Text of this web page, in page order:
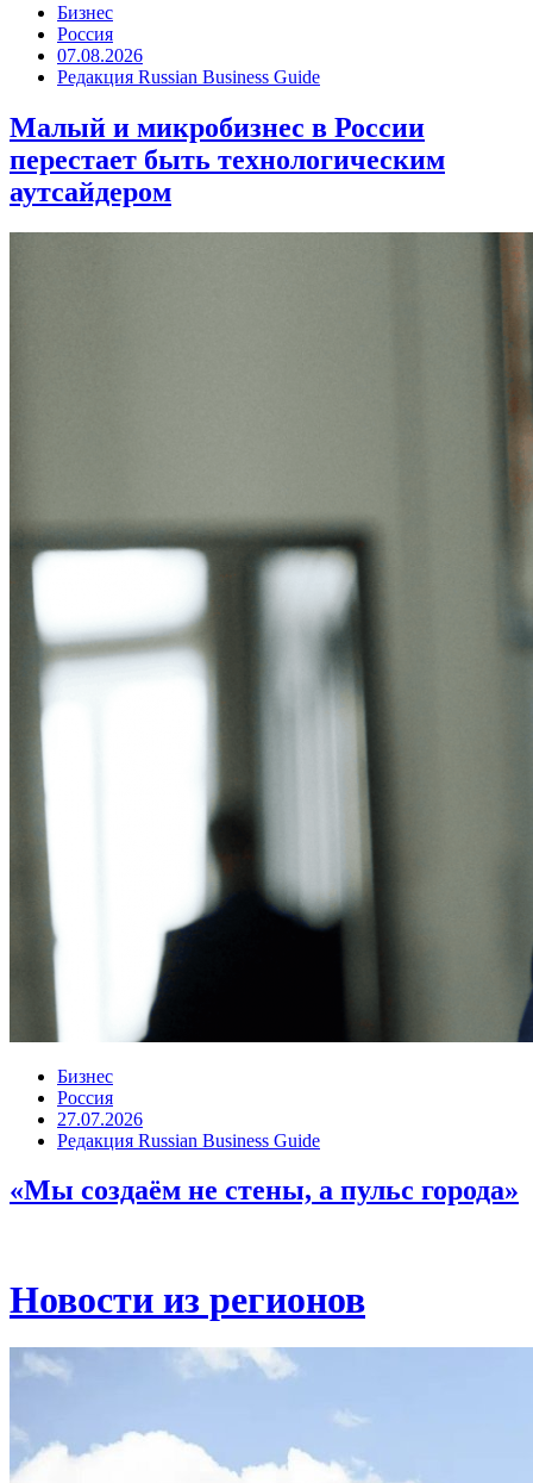
Бизнес
Россия
07.08.2026
Редакция Russian Business Guide
Малый и микробизнес в России
перестает быть технологическим
аутсайдером
Бизнес
Россия
27.07.2026
Редакция Russian Business Guide
«Мы создаём не стены, а пульс города»
Новости из регионов